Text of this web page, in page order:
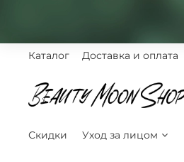
Каталог Доставка и оплата
Скидки Уход за лицом